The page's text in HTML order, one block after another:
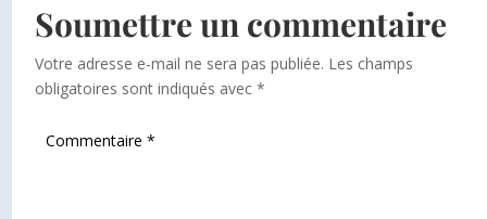
Soumettre un commentaire
Votre adresse e-mail ne sera pas publiée. Les champs
obligatoires sont indiqués avec*